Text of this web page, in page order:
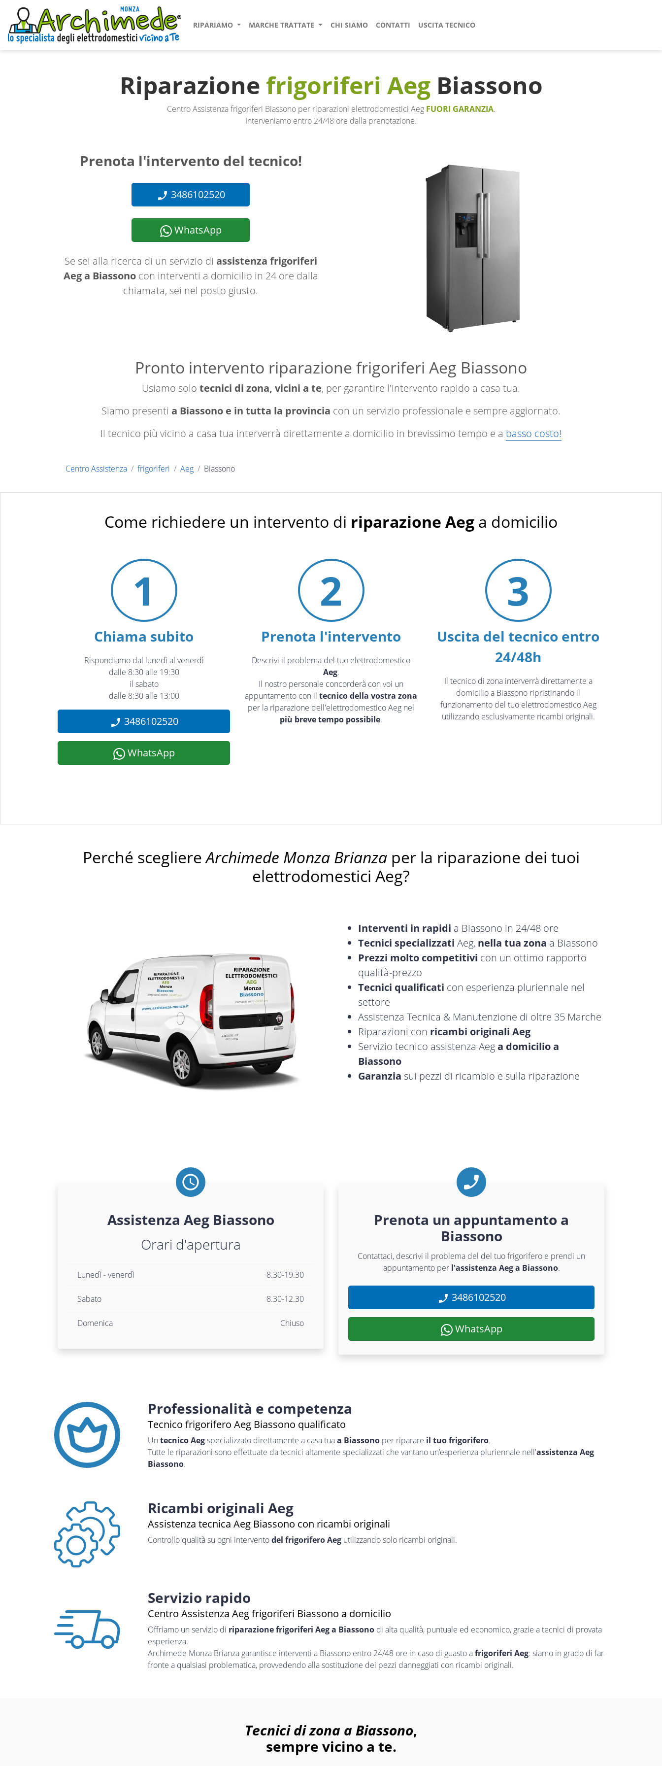
RIPARIAMO MARCHE TRATTATE CHI SIAMO CONTATTI USCITA TECNICO
Riparazione frigoriferi AegBiassono
Centro Assistenza frigoriferi Biassono per riparazioni elettrodomestici Aeg FUORI GARANZIA.
Interveniamo entro 24/48 ore dalla prenotazione.
Prenota l'intervento del tecnico!
3486102520
WhatsApp
Se sei alla ricerca di un servizio di assistenza frigoriferi
Aeg a Biassonocon interventi a domicilio in 24 ore dalla
chiamata, sei nel posto giusto.
Pronto intervento riparazione frigoriferi Aeg Biassono
Usiamo solo tecnici di zona, vicini a te, per garantire l'intervento rapido a casa tua.
Siamo presenti a Biassono e in tutta la provincia con un servizio professionale e sempre aggiornato.
Il tecnico più vicino a casa tua interverrà direttamente a domicilio in brevissimo tempo e a basso costo!
Centro Assistenza frigoriferi Aeg Biassono
Come richiedere un intervento di riparazione Aeg a domicilio
1
Chiama subito
Rispondiamo dal lunedì al venerdì
dalle 8:30 alle 19:30
il sabato
dalle 8:30 alle 13:00
3486102520
WhatsApp
2
Prenota l'intervento
Descrivi il problema del tuo elettrodomestico
Aeg.
Il nostro personale concorderà con voi un
appuntamento con il tecnico della vostra zona
per la riparazione dell'elettrodomestico Aeg nel
più breve tempo possibile.
3
Uscita del tecnico entro
24/48h
Il tecnico di zona interverrà direttamente a
domicilio a Biassono ripristinando il
funzionamento del tuo elettrodomestico Aeg
utilizzando esclusivamente ricambi originali.
Perché scegliereArchimede Monza Brianzaper la riparazione dei tuoi
elettrodomestici Aeg?
Interventi in rapidi a Biassono in 24/48 ore
Tecnici specializzati Aeg, nella tua zona a Biassono
Prezzi molto competitivi con un ottimo rapporto
qualità-prezzo
Tecnici qualificati con esperienza pluriennale nel
settore
Assistenza Tecnica & Manutenzione di oltre 35 Marche
Riparazioni con ricambi originali Aeg
Servizio tecnico assistenza Aega domicilio a
Biassono
Garanzia sui pezzi di ricambio e sulla riparazione
Assistenza AegBiassono
Orari d'apertura
Lunedì - venerdì 8.30-19.30
Sabato 8.30-12.30
Domenica Chiuso
Prenota un appuntamento a
Biassono
Contattaci, descrivi il problema del del tuo frigorifero e prendi un
appuntamento per l'assistenza Aeg a Biassono.
3486102520
WhatsApp
Professionalità e competenza
Tecnico frigorifero Aeg Biassono qualificato
Un tecnico Aegspecializzato direttamente a casa tuaa Biassono per riparare il tuo frigorifero.
Tutte le riparazioni sono effettuate da tecnici altamente specializzati che vantano un’esperienza pluriennale nell'assistenza Aeg
Biassono.
Ricambi originali Aeg
Assistenza tecnica Aeg Biassono con ricambi originali
Controllo qualità su ogni interventodel frigorifero Aeg utilizzando solo ricambi originali.
Servizio rapido
Centro Assistenza Aeg frigoriferi Biassono a domicilio
Offriamo un servizio di riparazione frigoriferi Aeg a Biassono di alta qualità, puntuale ed economico, grazie a tecnici di provata
esperienza.
Archimede Monza Brianza garantisce interventi a Biassono entro 24/48 ore in caso di guasto afrigoriferi Aeg: siamo in grado di far
fronte a qualsiasi problematica, provvedendo alla sostituzione dei pezzi danneggiati con ricambi originali.
Tecnici di zona a Biassono,
sempre vicino a te.